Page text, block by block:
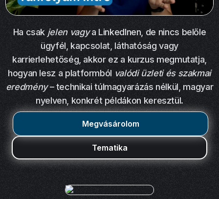
Ha csak jelen vagya LinkedInen, de nincs belőle
ügyfél, kapcsolat, láthatóság vagy
karrierlehetőség, akkor ez a kurzus megmutatja,
hogyan lesz a platformból valódi üzleti és szakmai
eredmény– technikai túlmagyarázás nélkül, magyar
nyelven, konkrét példákon keresztül.
Megvásárolom
Tematika